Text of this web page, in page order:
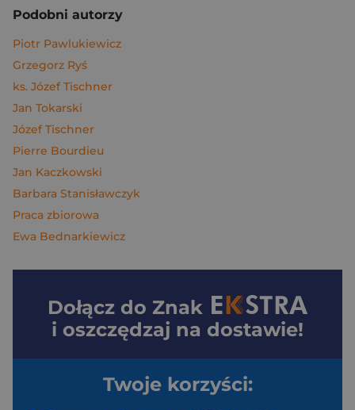
Podobni autorzy
Piotr Pawlukiewicz
Grzegorz Ryś
ks. Józef Tischner
Jan Tokarski
Józef Tischner
Pierre Bourdieu
Jan Kaczkowski
Barbara Stanisławczyk
Praca zbiorowa
Ewa Bednarkiewicz
Dołącz do Znak
i oszczędzaj na dostawie!
Twoje korzyści: